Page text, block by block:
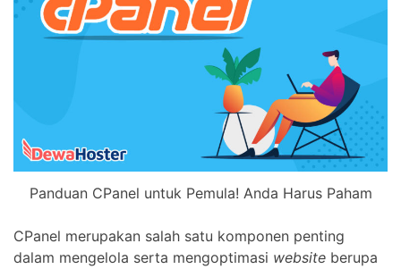
Panduan CPanel untuk Pemula! Anda Harus Paham
CPanel merupakan salah satu komponen penting
dalam mengelola serta mengoptimasi website berupa